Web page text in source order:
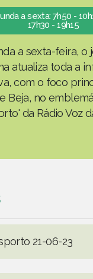
a sexta: 7h50 -
17h30 - 19h15
a sexta-feira, o
atualiza toda a
com o foco
Beja, no
da Rádio Voz
21-06-23